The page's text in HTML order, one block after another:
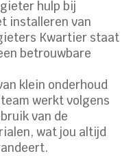
hulp bij
installeren van
Kwartier staat
betrouwbare
klein onderhoud
werkt volgens
van de
wat jou altijd